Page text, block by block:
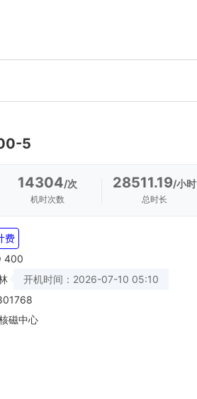
5
14304/次
机时次数
28511.19/小时
总时长
费
400
开机时间： 2026-07-10 05:10
磁中心